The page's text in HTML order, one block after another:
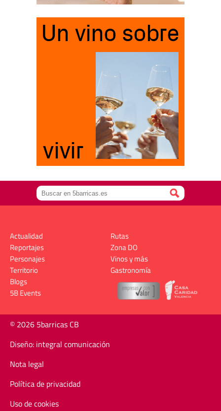
Actualidad
Reportajes
Personajes
Territorio
Rutas
Zona DO
Vinos y más
Gastronomía
Blogs
5B Events
© 2026 5barricas CB
Diseño: integral comunicación
Nota legal
Política de privacidad
Uso de cookies